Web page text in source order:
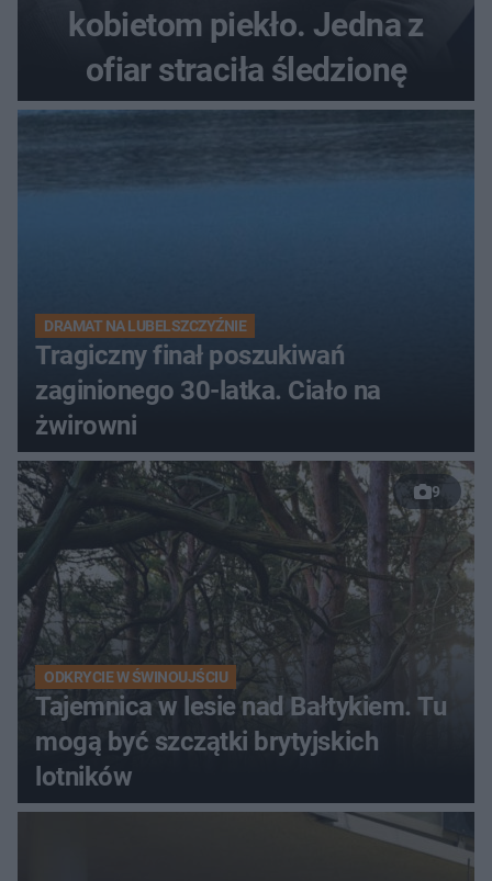
kobietom piekło. Jedna z
ofiar straciła śledzionę
DRAMAT NA LUBELSZCZYŹNIE
Tragiczny finał poszukiwań
zaginionego 30-latka. Ciało na
żwirowni
9
ODKRYCIE W ŚWINOUJŚCIU
Tajemnica w lesie nad Bałtykiem. Tu
mogą być szczątki brytyjskich
lotników